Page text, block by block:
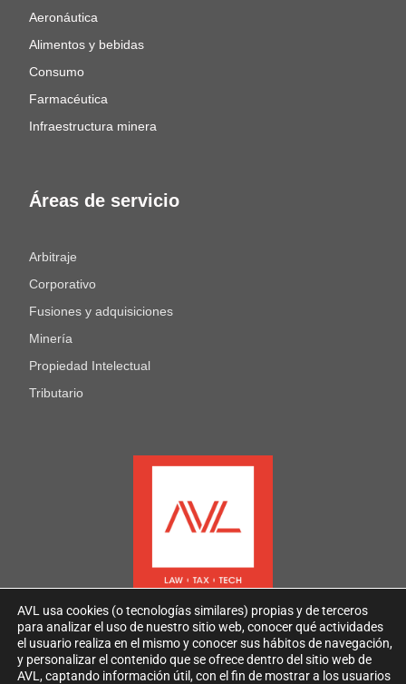
Áreas de servicio
Arbitraje
Corporativo
Fusiones y adquisiciones
Minería
Propiedad Intelectual
Tributario
Aeronáutica
Alimentos y bebidas
Consumo
Farmacéutica
Infraestructura minera
AVL usa cookies (o tecnologías similares) propias y de terceros
para analizar el uso de nuestro sitio web, conocer qué actividades
el usuario realiza en el mismo y conocer sus hábitos de navegación,
y personalizar el contenido que se ofrece dentro del sitio web de
AVL, captando información útil, con el fin de mostrar a los usuarios